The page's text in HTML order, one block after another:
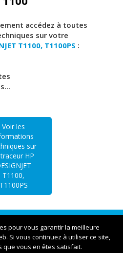
accédez à toutes
sur votre
T1100, T1100PS :
Voir les
sur
HP
T1100,
T1100PS
Roger Thomas
pour vous garantir la meilleure
Si vous continuez à utiliser ce site,
que vous en êtes satisfait.